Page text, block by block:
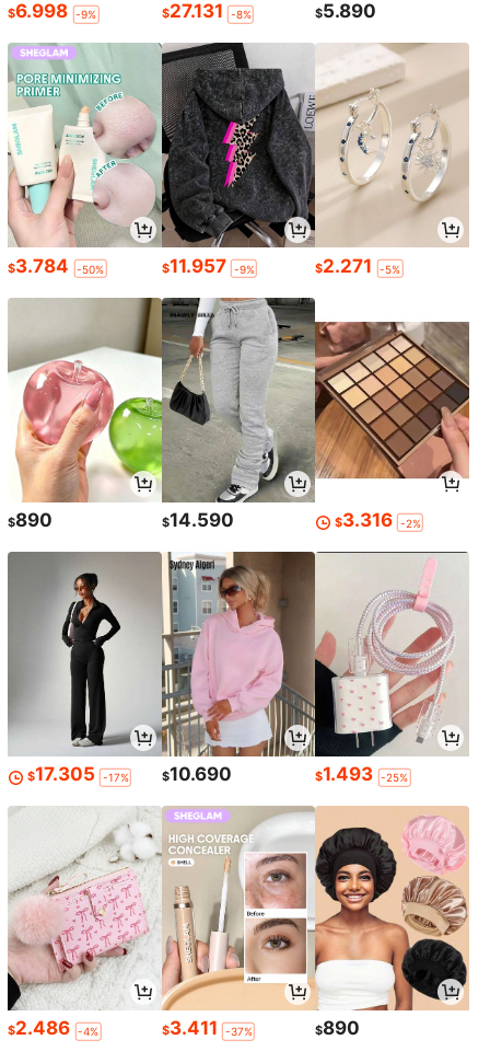
$6.998 -9% $27.131 -8% $5.890
$3.784 -50% $11.957 -9% $2.271 -5%
$890 $14.590 $3.316 -2%
$17.305 -17% $10.690 $1.493 -25%
$2.486 -4% $3.411 -37% $890